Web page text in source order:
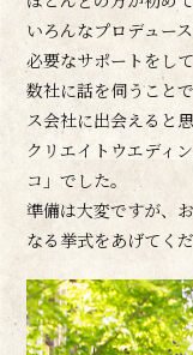
いろんなプロデュー
必要なサポートをし
数社に話を伺うこと
ス会社に出会えると思
クリエイトウエディ
コ」でした。
準備は大変ですが、
なる挙式をあげてくだ